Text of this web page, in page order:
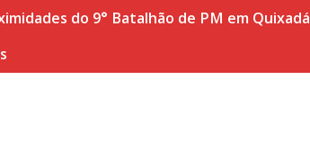
do 9° Batalhão de PM em Quixadá